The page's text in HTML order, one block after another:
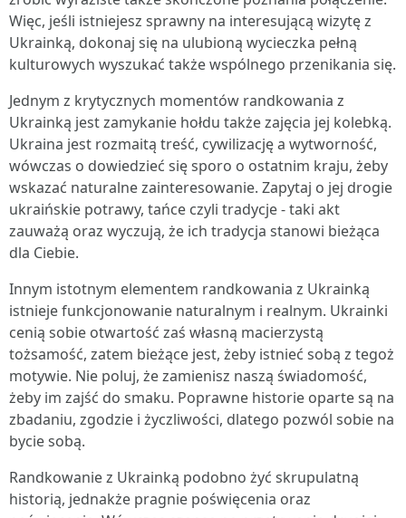
Więc, jeśli istniejesz sprawny na interesującą wizytę z
Ukrainką, dokonaj się na ulubioną wycieczka pełną
kulturowych wyszukać także wspólnego przenikania się.
Jednym z krytycznych momentów randkowania z
Ukrainką jest zamykanie hołdu także zajęcia jej kolebką.
Ukraina jest rozmaitą treść, cywilizację a wytworność,
wówczas o dowiedzieć się sporo o ostatnim kraju, żeby
wskazać naturalne zainteresowanie. Zapytaj o jej drogie
ukraińskie potrawy, tańce czyli tradycje - taki akt
zauważą oraz wyczują, że ich tradycja stanowi bieżąca
dla Ciebie.
Innym istotnym elementem randkowania z Ukrainką
istnieje funkcjonowanie naturalnym i realnym. Ukrainki
cenią sobie otwartość zaś własną macierzystą
tożsamość, zatem bieżące jest, żeby istnieć sobą z tegoż
motywie. Nie poluj, że zamienisz naszą świadomość,
żeby im zajść do smaku. Poprawne historie oparte są na
zbadaniu, zgodzie i życzliwości, dlatego pozwól sobie na
bycie sobą.
Randkowanie z Ukrainką podobno żyć skrupulatną
historią, jednakże pragnie poświęcenia oraz